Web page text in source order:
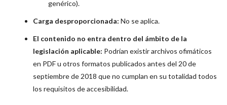
genérico).
Carga desproporcionada: No se aplica.
El contenido no entra dentro del ámbito de la
legislación aplicable: Podrían existir archivos ofimáticos
en PDF u otros formatos publicados antes del 20 de
septiembre de 2018 que no cumplan en su totalidad todos
los requisitos de accesibilidad.